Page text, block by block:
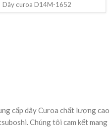
Dây curoa D14M-1652
cấp dây Curoa chất lượng cao
Chúng tôi cam kết mang